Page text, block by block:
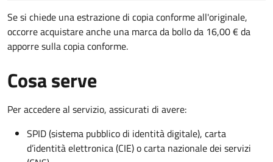
Se si chiede una estrazione di copia conforme all'originale,
occorre acquistare anche una marca da bollo da 16,00 € da
apporre sulla copia conforme.
Cosa serve
Per accedere al servizio, assicurati di avere:
SPID (sistema pubblico di identità digitale), carta
d’identità elettronica (CIE) o carta nazionale dei servizi